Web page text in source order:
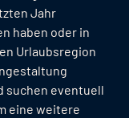
Jahr
haben oder in
Urlaubsregion
suchen eventuell
eine weitere